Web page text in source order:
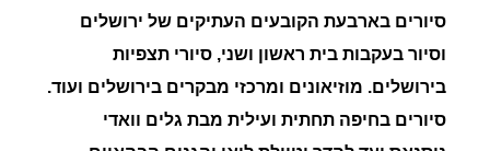
סיורים בארבעת הקובעים העתיקים של ירושלים
וסיור בעקבות בית ראשון ושני, סיורי תצפיות
בירושלים. מוזיאונים ומרכזי מבקרים בירושלים ועוד.
סיורים בחיפה תחתית ועילית מבת גלים וואדי